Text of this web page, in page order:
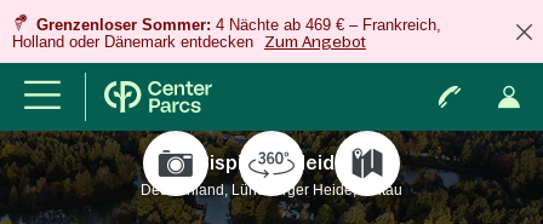
Grenzenloser Sommer: 4 Nächte ab 469 € – Frankreich,
Holland oder Dänemark entdecken
Zum Angebot
Bispinger Heide
Deutschland, Lüneburger Heide, Soltau